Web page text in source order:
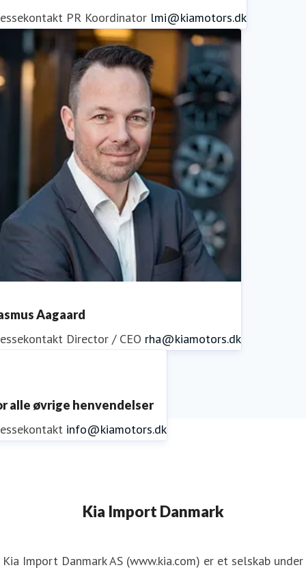
PR Koordinator lmi@kiamotors.dk
Aagaard
Director / CEO rha@kiamotors.dk
alle øvrige henvendelser
info@kiamotors.dk
Kia Import Danmark
Kia Import Danmark AS (www.kia.com) er et selskab under